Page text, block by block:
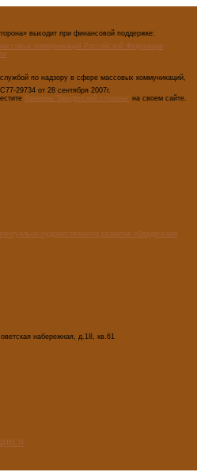
выходит при финансовой поддержке:
коммуникаций Российской Федерации
по надзору в сфере массовых коммуникаций,
29734 от 28 сентября 2007г.
баннеры "Введенской стороны" на своем сайте.
художественного развития «Введенская
набережная, д.18, кв.61